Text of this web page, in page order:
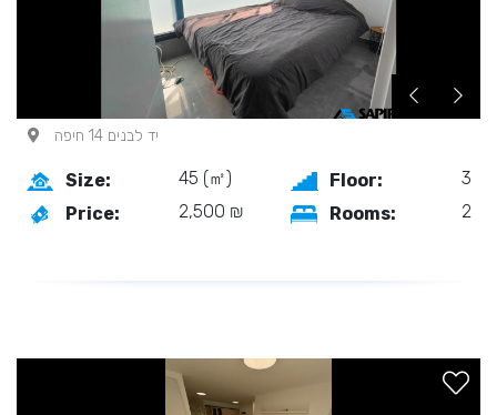
יד לבנים 14 חיפה
Size: 45 (㎡) Floor:
3
Price:
2,500 ₪ Rooms: 2